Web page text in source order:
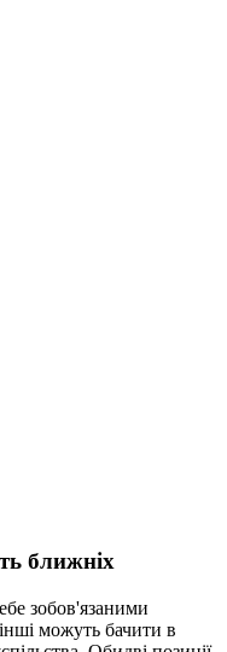
ближніх
зобов'язаними
можуть бачити в